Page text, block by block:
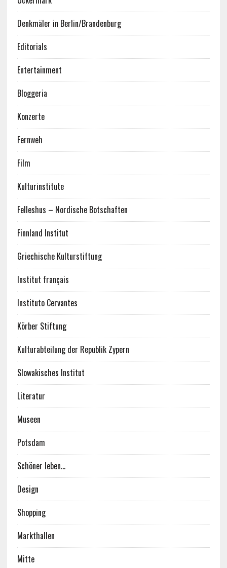
Denkmäler in Berlin/Brandenburg
Editorials
Entertainment
Bloggeria
Konzerte
Fernweh
Film
Kulturinstitute
Felleshus – Nordische Botschaften
Finnland Institut
Griechische Kulturstiftung
Institut français
Instituto Cervantes
Körber Stiftung
Kulturabteilung der Republik Zypern
Slowakisches Institut
Literatur
Museen
Potsdam
Schöner leben…
Design
Shopping
Markthallen
Mitte